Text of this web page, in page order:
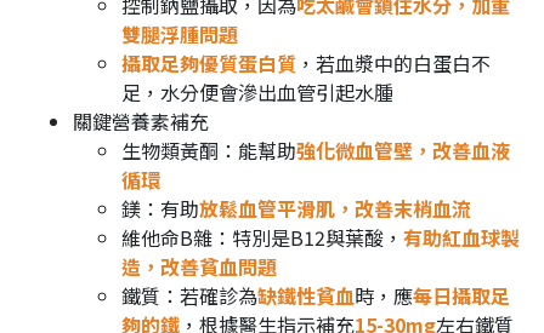
雙腿浮腫問題
攝取足夠優質蛋白質 ，若血漿中的白蛋白不
足，水分便會滲出血管引起水腫
關鍵營養素補充
生物類黃酮：能幫助強化微血管壁，改善血液
循環
鎂：有助放鬆血管平滑肌，改善末梢血流
維他命B雜：特別是B12與葉酸， 有助紅血球製
造，改善貧血問題
鐵質：若確診為缺鐵性貧血時，應每日攝取足
夠的鐵 ，根據醫生指示補充15-30mg左右鐵質